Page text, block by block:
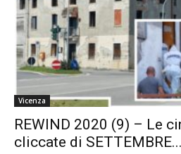
Vicenza
REWIND 2020 (9) – Le
cliccate di SETTEMBRE...